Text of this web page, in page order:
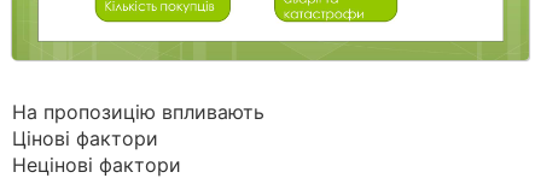
На пропозицію впливають
Цінові фактори
Нецінові фактори